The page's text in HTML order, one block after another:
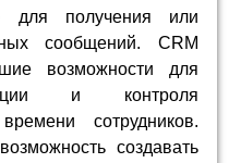
для получения или
сообщений. CRM
возможности для
и контроля
сотрудников.
создавать